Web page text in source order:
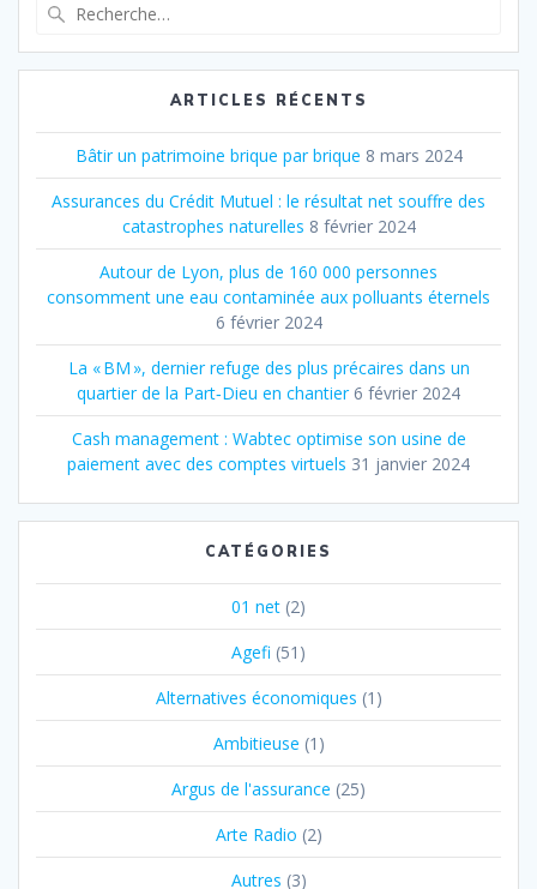
:
ARTICLES RÉCENTS
Bâtir un patrimoine brique par brique 8 mars 2024
Assurances du Crédit Mutuel : le résultat net souffre des
catastrophes naturelles 8 février 2024
Autour de Lyon, plus de 160 000 personnes
consomment une eau contaminée aux polluants éternels
6 février 2024
La « BM », dernier refuge des plus précaires dans un
quartier de la Part‐Dieu en chantier 6 février 2024
Cash management : Wabtec optimise son usine de
paiement avec des comptes virtuels 31 janvier 2024
CATÉGORIES
01 net (2)
Agefi (51)
Alternatives économiques (1)
Ambitieuse (1)
Argus de l'assurance (25)
Arte Radio (2)
Autres (3)